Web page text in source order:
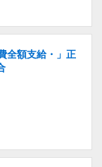
全額支給・」正